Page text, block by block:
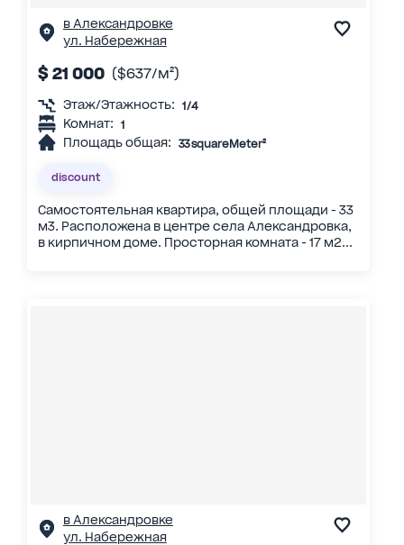
в Александровке
ул. Набережная
$ 21 000 ($637/м²)
Этаж/Этажность: 1/4
Комнат: 1
Площадь общая: 33 squareMeter²
discount
Самостоятельная квартира, общей площади - 33
м3. Расположена в центре села Александровка,
в кирпичном доме. Просторная комната - 17 м2...
в Александровке
ул. Набережная